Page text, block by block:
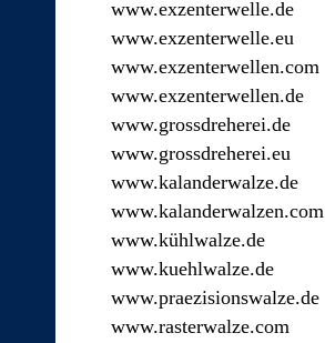
www.exzenterwelle.de
www.exzenterwelle.eu
www.exzenterwellen.com
www.exzenterwellen.de
www.grossdreherei.de
www.grossdreherei.eu
www.kalanderwalze.de
www.kalanderwalzen.com
www.kühlwalze.de
www.kuehlwalze.de
www.praezisionswalze.de
www.rasterwalze.com